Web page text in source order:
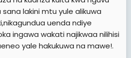
sana lakini mtu yule alikuwa
uenda ndiye
ingawa wakati najikwaa nilihisi
yale hakukuwa na mawe!.